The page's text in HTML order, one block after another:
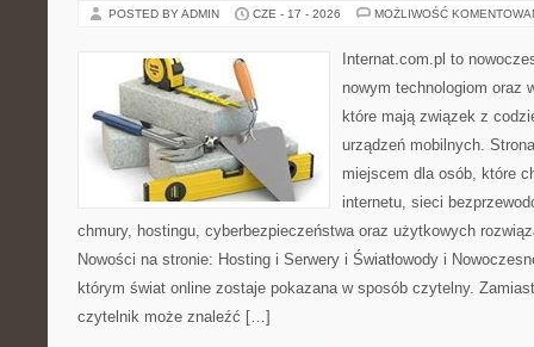
POSTED BY ADMIN CZE - 17 - 2026 MOŻLIWOŚĆ
Internat.com.pl to
nowym technologiom oraz
które mają związek z
urządzeń mobilnych.
miejscem dla osób, które
internetu, sieci
chmury, hostingu, cyberbezpieczeństwa oraz użytkowych
Nowości na stronie: Hosting i Serwery i Światłowody i
którym świat online zostaje pokazana w sposób czytelny.
czytelnik może znaleźć […]